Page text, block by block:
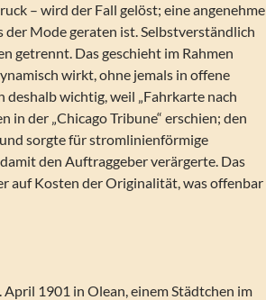
– wird der Fall gelöst; eine angenehme
Mode geraten ist. Selbstverständlich
getrennt. Das geschieht im Rahmen
wirkt, ohne jemals in offene
wichtig, weil „Fahrkarte nach
in der „Chicago Tribune“ erschien; den
sorgte für stromlinienförmige
den Auftraggeber verärgerte. Das
auf Kosten der Originalität, was offenbar
1901 in Olean, einem Städtchen im